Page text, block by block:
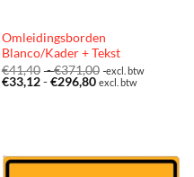
Omleidingsborden
Blanco/Kader + Tekst
€41,40 -€371,00 Prijsklasse:
€41,40
excl. btw
€33,12 - €296,80Prijsklasse:
excl. btw